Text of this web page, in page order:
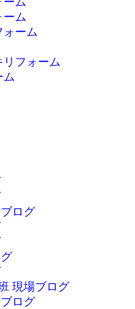
ーム
ォーム
リフォーム
ム
ログ
現場ブログ
ログ